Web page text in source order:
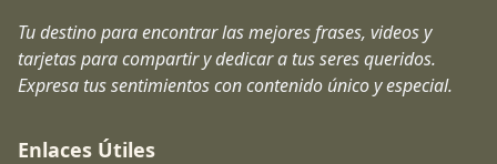
Tu destino para encontrar las mejores frases, videos y
tarjetas para compartir y dedicar a tus seres queridos.
Expresa tus sentimientos con contenido único y especial.
Enlaces Útiles